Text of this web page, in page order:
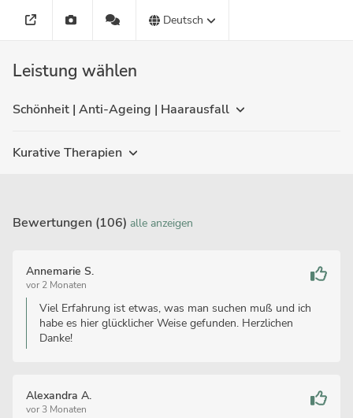
Deutsch
Leistung wählen
Schönheit | Anti-Ageing | Haarausfall
Kurative Therapien
Bewertungen (106) alle anzeigen
Annemarie S.
vor 2 Monaten
Viel Erfahrung ist etwas, was man suchen muß und ich
habe es hier glücklicher Weise gefunden. Herzlichen
Danke!
Alexandra A.
vor 3 Monaten